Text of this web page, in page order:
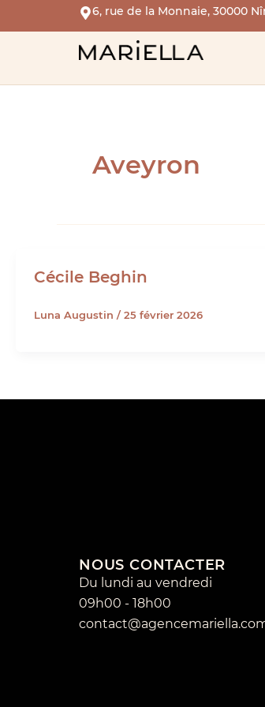
6, rue de la Monnaie, 30000
Aveyron
Cécile Beghin
Luna Augustin /25 février 2026
NOUS CONTACTER
Du lundi au vendredi
09h00 - 18h00